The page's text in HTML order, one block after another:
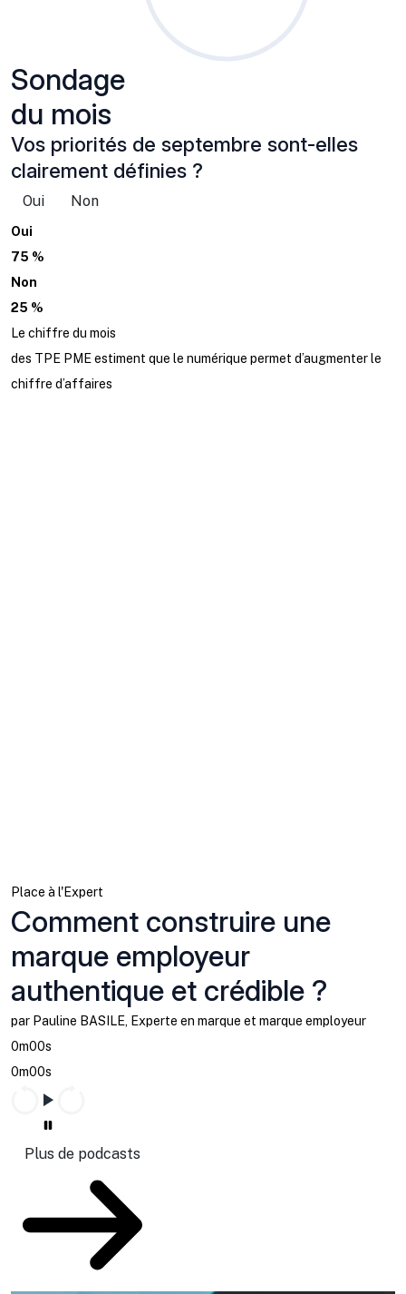
Sondage
du mois
Vos priorités de septembre sont-elles
clairement définies ?
Oui Non
Oui
75 %
Non
25 %
Le chiffre du mois
des TPE PME estiment que le numérique permet d’augmenter le
chiffre d’affaires
Place à l'Expert
Comment construire une
marque employeur
authentique et crédible ?
par Pauline BASILE, Experte en marque et marque employeur
0m00s
0m00s
Plus de podcasts